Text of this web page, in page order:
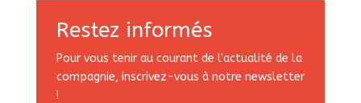
Restez informés
Pour vous tenir au courant de l'actualité de la
compagnie, inscrivez-vous à notre newsletter
!